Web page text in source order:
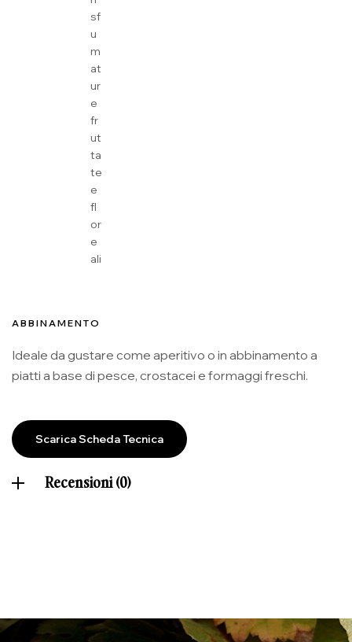
sf
u
m
at
ur
e
fr
ut
ta
te
e
fl
or
e
ali
ABBINAMENTO
Ideale da gustare come aperitivo o in abbinamento a
piatti a base di pesce, crostacei e formaggi freschi.
Scarica Scheda Tecnica
Recensioni (0)